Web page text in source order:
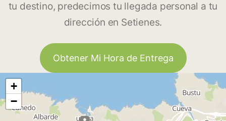
tu destino, predecimos tu llegada personal a tu
dirección en Setienes.
Obtener Mi Hora de Entrega
+
−